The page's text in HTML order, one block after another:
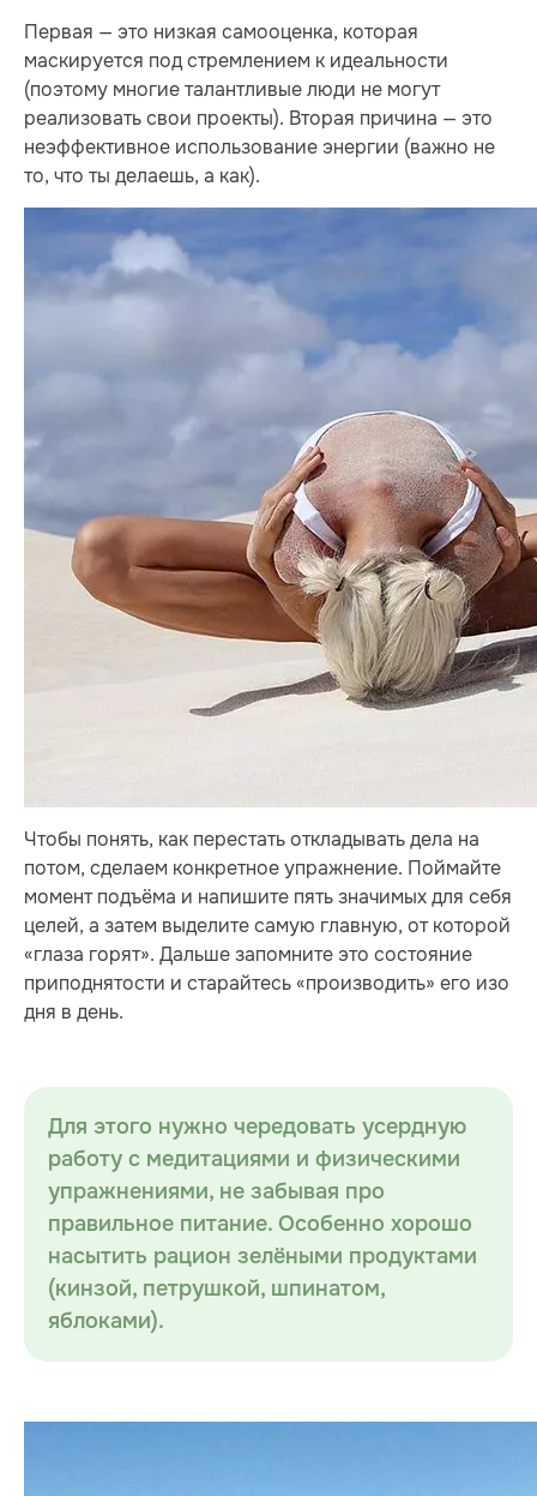
Первая — это низкая самооценка, которая
маскируется под стремлением к идеальности
(поэтому многие талантливые люди не могут
реализовать свои проекты). Вторая причина — это
неэффективное использование энергии (важно не
то, что ты делаешь, а как).
Чтобы понять, как перестать откладывать дела на
потом, сделаем конкретное упражнение. Поймайте
момент подъёма и напишите пять значимых для себя
целей, а затем выделите самую главную, от которой
«глаза горят». Дальше запомните это состояние
приподнятости и старайтесь «производить» его изо
дня в день.
Для этого нужно чередовать усердную
работу с медитациями и физическими
упражнениями, не забывая про
правильное питание. Особенно хорошо
насытить рацион зелёными продуктами
(кинзой, петрушкой, шпинатом,
яблоками).